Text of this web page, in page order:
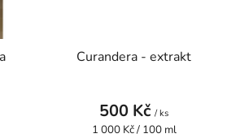
Curandera - extrakt
500 Kč / ks
Měrná
1 000 Kč / 100 ml